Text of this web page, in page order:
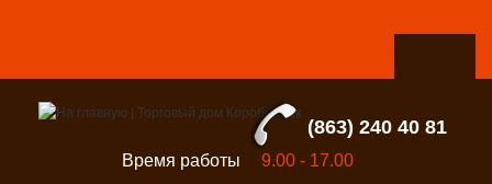
(863) 240 40 81
Время работы 9.00 - 17.00